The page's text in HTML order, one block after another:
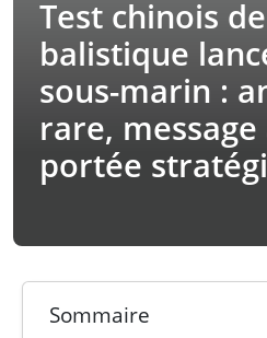
Test chinois
balistique
sous-marin :
rare,
portée
Sommaire